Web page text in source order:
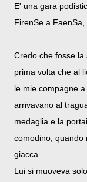
E' una gara
FirenSe a FaenSa,
Credo che fosse la
prima volta che al
le mie compagne
arrivavano al
medaglia e la
comodino, quando
giacca.
Lui si muoveva